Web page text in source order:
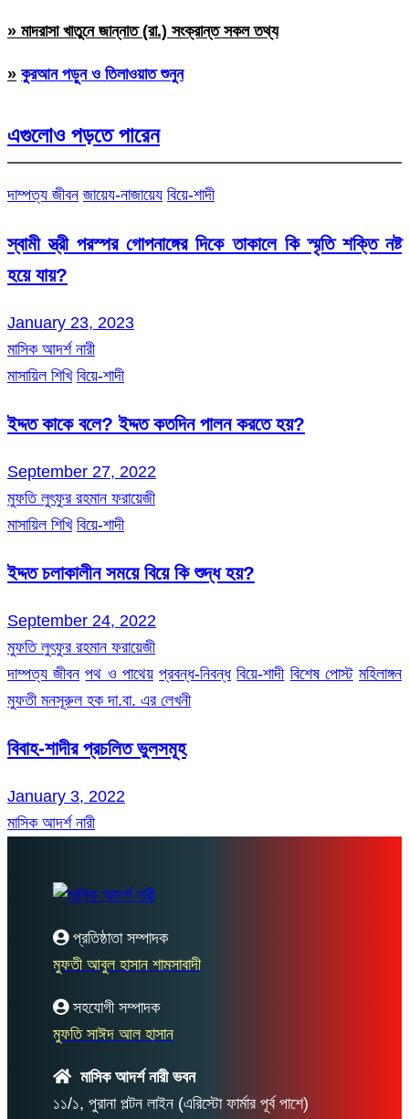
» মাদরাসা খাতুনে জান্নাত (রা.) সংক্রান্ত সকল তথ্য
» কুরআন পড়ুন ও তিলাওয়াত শুনুন
এগুলোও পড়তে পারেন
দাম্পত্য জীবন জায়েয-নাজায়েয বিয়ে-শাদী
স্বামী স্ত্রী পরস্পর গোপনাঙ্গের দিকে তাকালে কি স্মৃতি শক্তি নষ্ট
হয়ে যায়?
January 23, 2023
মাসিক আদর্শ নারী
মাসায়িল শিখি বিয়ে-শাদী
ইদ্দত কাকে বলে? ইদ্দত কতদিন পালন করতে হয়?
September 27, 2022
মুফতি লুৎফুর রহমান ফরায়েজী
মাসায়িল শিখি বিয়ে-শাদী
ইদ্দত চলাকালীন সময়ে বিয়ে কি শুদ্ধ হয়?
September 24, 2022
মুফতি লুৎফুর রহমান ফরায়েজী
দাম্পত্য জীবন পথ ও পাথেয় প্রবন্ধ-নিবন্ধ বিয়ে-শাদী বিশেষ পোস্ট মহিলাঙ্গন
মুফতী মনসূরুল হক দা.বা. এর লেখনী
বিবাহ-শাদীর প্রচলিত ভুলসমূহ
January 3, 2022
মাসিক আদর্শ নারী
প্রতিষ্ঠাতা সম্পাদক
মুফতী আবুল হাসান শামসাবাদী
সহযোগী সম্পাদক
মুফতি সাঈদ আল হাসান
মাসিক আদর্শ নারী ভবন
১১/১, পুরানা পল্টন লাইন (এরিস্টো ফার্মার পূর্ব পাশে)